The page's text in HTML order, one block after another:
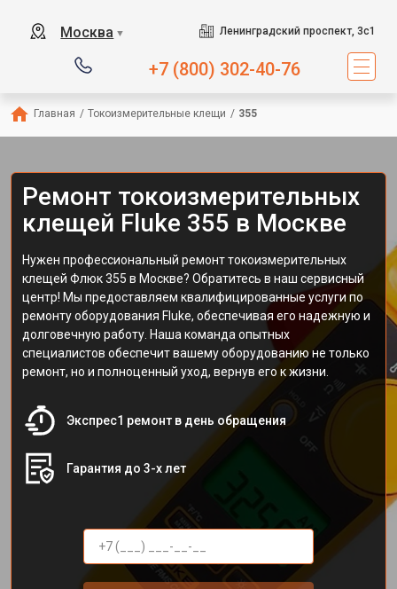
Москва ▼ Ленинградский проспект, 3с1
+7 (800) 302-40-76
Главная / Токоизмерительные клещи / 355
Ремонт токоизмерительных
клещей Fluke 355 в Москве
Нужен профессиональный ремонт токоизмерительных
клещей Флюк 355 в Москве? Обратитесь в наш сервисный
центр! Мы предоставляем квалифицированные услуги по
ремонту оборудования Fluke, обеспечивая его надежную и
долговечную работу. Наша команда опытных
специалистов обеспечит вашему оборудованию не только
ремонт, но и полноценный уход, вернув его к жизни.
Экспрес1 ремонт в день обращения
Гарантия до 3-х лет